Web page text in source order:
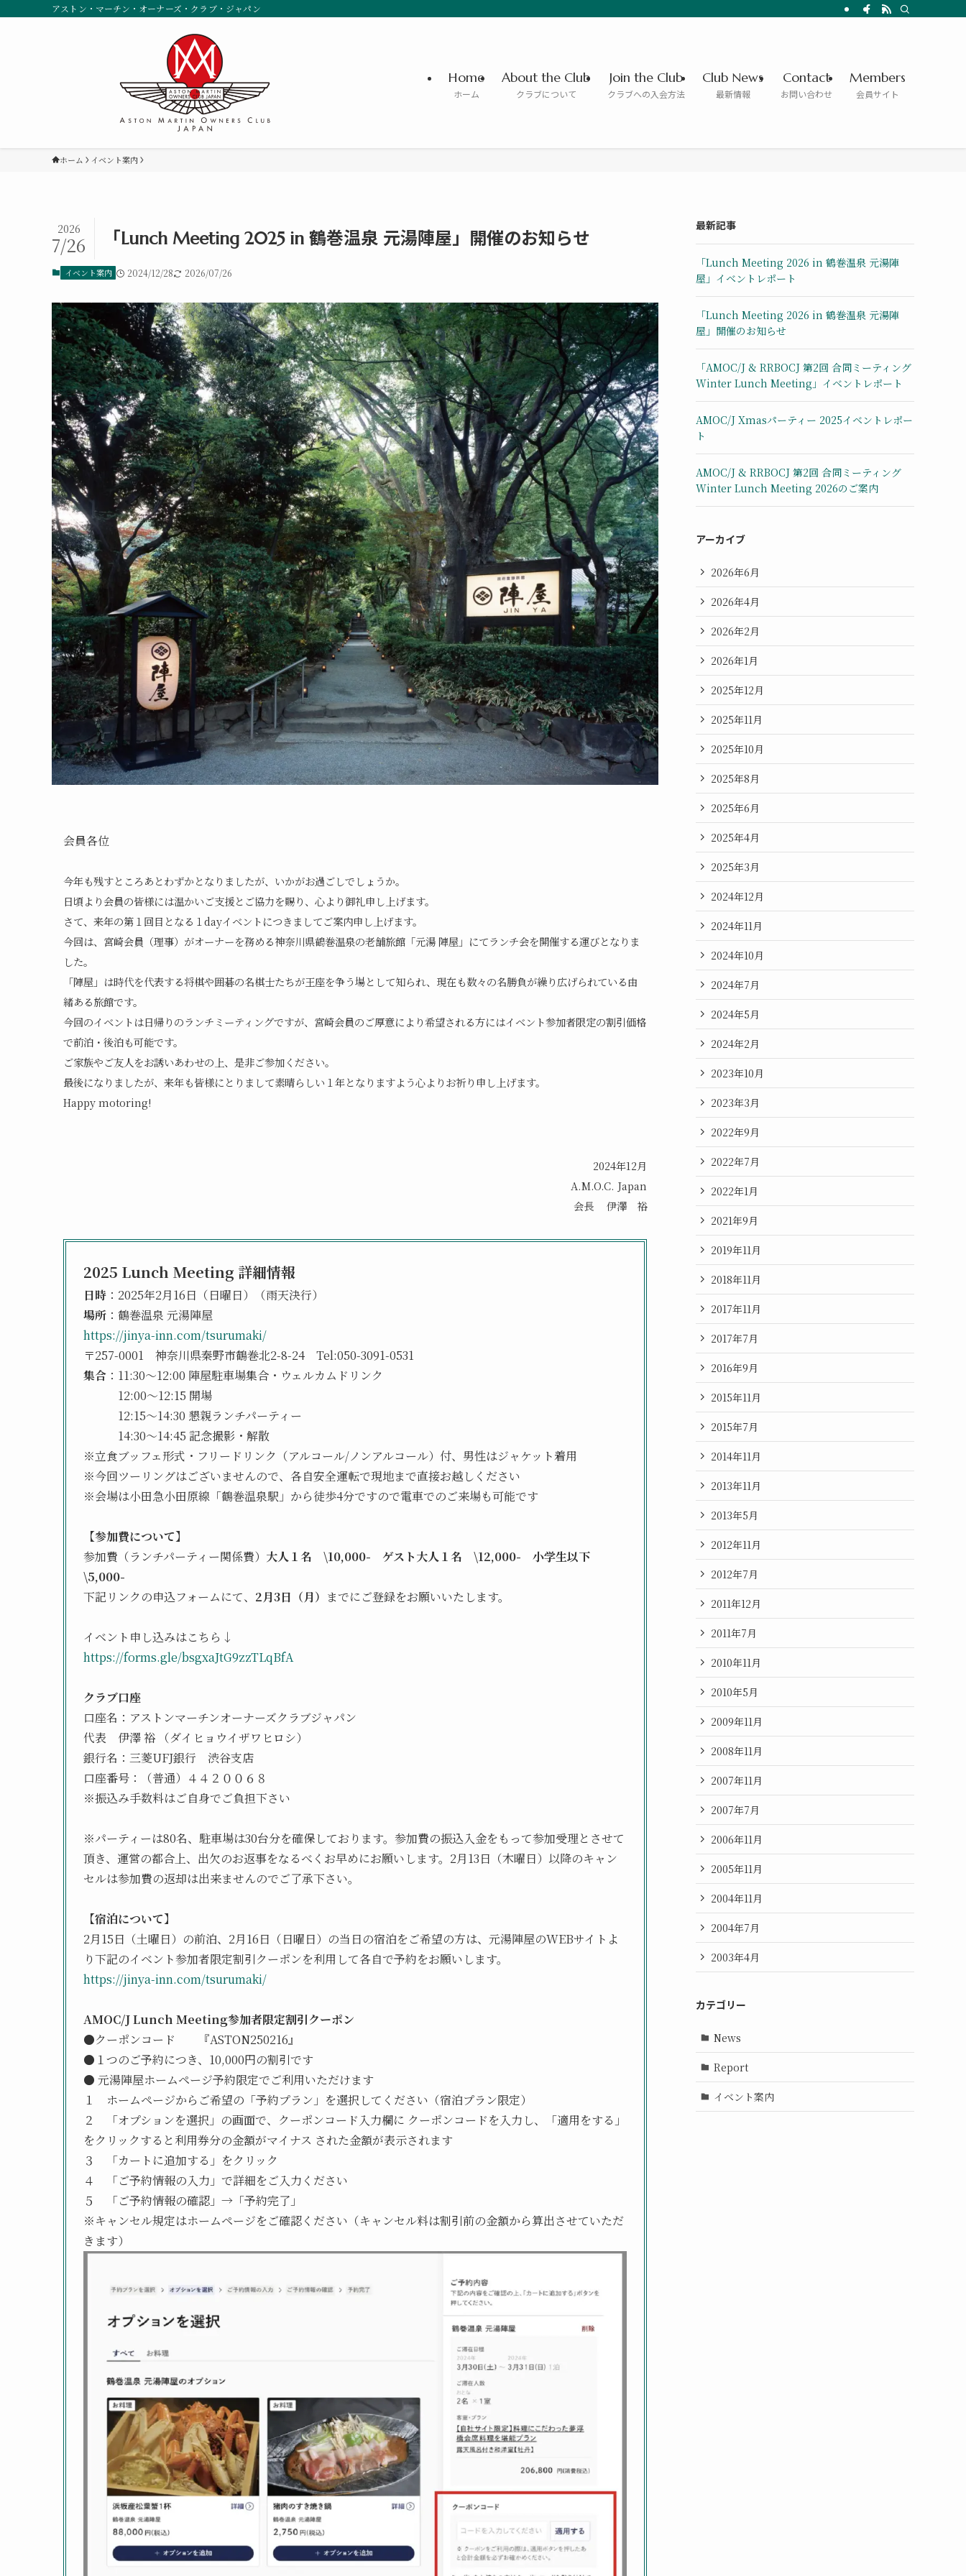
アストン・マーチン・オーナーズ・クラブ・ジャパン
Home
ホーム
About the Club
クラブについて
Join the Club
クラブへの入会方法
Club News
最新情報
Contact
お問い合わせ
Members
会員サイト
ホーム イベント案内
「Lunch Meeting 2025 in 鶴巻温泉 元湯陣屋」開催のお知らせ
2026
7/26
イベント案内 2024/12/28 2026/07/26
会員各位
今年も残すところあとわずかとなりましたが、いかがお過ごしでしょうか。
日頃より会員の皆様には温かいご支援とご協力を賜り、心より御礼申し上げます。
さて、来年の第１回目となる１dayイベントにつきましてご案内申し上げます。
今回は、宮崎会員（理事）がオーナーを務める神奈川県鶴巻温泉の老舗旅館「元湯 陣屋」にてランチ会を開催する運びとなりま
した。
「陣屋」は時代を代表する将棋や囲碁の名棋士たちが王座を争う場として知られ、現在も数々の名勝負が繰り広げられている由
緒ある旅館です。
今回のイベントは日帰りのランチミーティングですが、宮崎会員のご厚意により希望される方にはイベント参加者限定の割引価格
で前泊・後泊も可能です。
ご家族やご友人をお誘いあわせの上、是非ご参加ください。
最後になりましたが、来年も皆様にとりまして素晴らしい１年となりますよう心よりお祈り申し上げます。
Happy motoring!
2024年12月
A.M.O.C. Japan
会長 伊澤 裕
2025 Lunch Meeting 詳細情報
日時 ：2025年2月16日（日曜日）（雨天決行）
場所 ：鶴巻温泉 元湯陣屋
https://jinya-inn.com/tsurumaki/
〒257-0001 神奈川県秦野市鶴巻北2-8-24 Tel:050-3091-0531
集合 ：11:30〜12:00 陣屋駐車場集合・ウェルカムドリンク
12:00〜12:15 開場
12:15〜14:30 懇親ランチパーティー
14:30〜14:45 記念撮影・解散
※立食ブッフェ形式・フリードリンク（アルコール/ノンアルコール）付、男性はジャケット着用
※今回ツーリングはございませんので、各自安全運転で現地まで直接お越しください
※会場は小田急小田原線「鶴巻温泉駅」から徒歩4分ですので電車でのご来場も可能です
【参加費について】
参加費（ランチパーティー関係費） 大人１名 \10,000- ゲスト大人１名 \12,000- 小学生以下
\5,000-
下記リンクの申込フォームにて、 2月3日（月） までにご登録をお願いいたします。
イベント申し込みはこちら↓
https://forms.gle/bsgxaJtG9zzTLqBfA
クラブ口座
口座名：アストンマーチンオーナーズクラブジャパン
代表 伊澤 裕 （ダイヒョウイザワヒロシ）
銀行名：三菱UFJ銀行 渋谷支店
口座番号：（普通）４４２００６８
※振込み手数料はご自身でご負担下さい
※パーティーは80名、駐車場は30台分を確保しております。参加費の振込入金をもって参加受理とさせて
頂き、運営の都合上、出欠のお返事をなるべくお早めにお願いします。2月13日（木曜日）以降のキャン
セルは参加費の返却は出来ませんのでご了承下さい。
【宿泊について】
2月15日（土曜日）の前泊、2月16日（日曜日）の当日の宿泊をご希望の方は、元湯陣屋のWEBサイトよ
り下記のイベント参加者限定割引クーポンを利用して各自で予約をお願いします。
https://jinya-inn.com/tsurumaki/
AMOC/J Lunch Meeting参加者限定割引クーポン
●クーポンコード 『ASTON250216』
●１つのご予約につき、10,000円の割引です
● 元湯陣屋ホームページ予約限定でご利用いただけます
１ ホームページからご希望の「予約プラン」を選択してください（宿泊プラン限定）
２ 「オプションを選択」の画面で、クーポンコード入力欄に クーポンコードを入力し、「適用をする」
をクリックすると利用券分の金額がマイナス された金額が表示されます
３ 「カートに追加する」をクリック
４ 「ご予約情報の入力」で詳細をご入力ください
５ 「ご予約情報の確認」→「予約完了」
※キャンセル規定はホームページをご確認ください（キャンセル料は割引前の金額から算出させていただ
きます）
最新記事
「Lunch Meeting 2026 in 鶴巻温泉 元湯陣
屋」イベントレポート
「Lunch Meeting 2026 in 鶴巻温泉 元湯陣
屋」開催のお知らせ
「AMOC/J & RRBOCJ 第2回 合同ミーティング
Winter Lunch Meeting」イベントレポート
AMOC/J Xmasパーティー 2025イベントレポー
ト
AMOC/J & RRBOCJ 第2回 合同ミーティング
Winter Lunch Meeting 2026のご案内
アーカイブ
2026年6月
2026年4月
2026年2月
2026年1月
2025年12月
2025年11月
2025年10月
2025年8月
2025年6月
2025年4月
2025年3月
2024年12月
2024年11月
2024年10月
2024年7月
2024年5月
2024年2月
2023年10月
2023年3月
2022年9月
2022年7月
2022年1月
2021年9月
2019年11月
2018年11月
2017年11月
2017年7月
2016年9月
2015年11月
2015年7月
2014年11月
2013年11月
2013年5月
2012年11月
2012年7月
2011年12月
2011年7月
2010年11月
2010年5月
2009年11月
2008年11月
2007年11月
2007年7月
2006年11月
2005年11月
2004年11月
2004年7月
2003年4月
カテゴリー
News
Report
イベント案内